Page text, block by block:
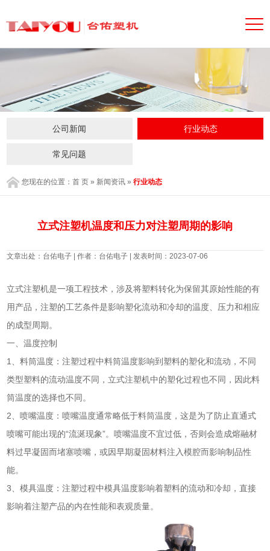
公司新闻 行业动态
常见问题
您现在的位置：首 页 » 新闻资讯 »行业动态
立式注塑机温度和压力对注塑周期的影响
文章出处：台佑电子 | 作者：台佑电子 | 发表时间：2023-07-06
立式注塑机是一项工程技术，涉及将塑料转化为保留其原始性能的有
用产品，注塑的工艺条件是影响塑化流动和冷却的温度、压力和相应
的成型周期。
一、温度控制
1、料筒温度：注塑过程中料筒温度影响到塑料的塑化和流动，不同
类型塑料的流动温度不同，立式注塑机中的塑化过程也不同，因此料
筒温度的选择也不同。
2、喷嘴温度：喷嘴温度通常略低于料筒温度，这是为了防止直通式
喷嘴可能出现的“流涎现象”。喷嘴温度不宜过低，否则会造成熔融材
料过早凝固而堵塞喷嘴，或因早期凝固材料注入模腔而影响制品性
能。
3、模具温度：注塑过程中模具温度影响着塑料的流动和冷却，直接
影响着注塑产品的内在性能和表观质量。